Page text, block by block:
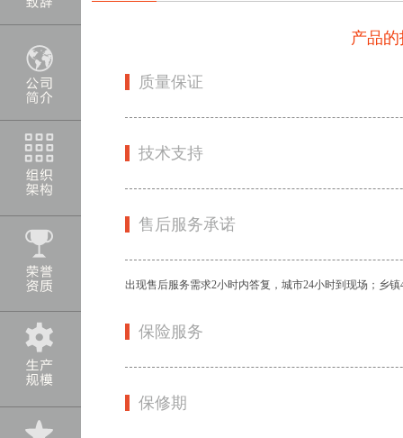
产品
质量保证
技术支持
售后服务承诺
出现售后服务需求2小时内答复，城市24小时到现场；乡
保险服务
保修期